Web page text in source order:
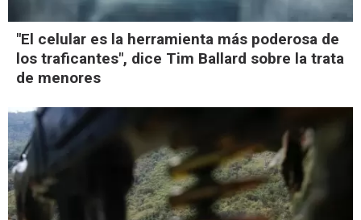
"El celular es la herramienta más poderosa de
los traficantes", dice Tim Ballard sobre la trata
de menores